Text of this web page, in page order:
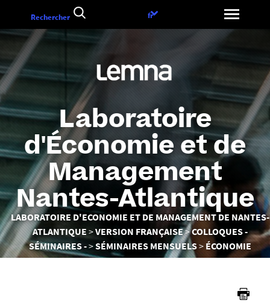
Laboratoire
d'Économie et de
Management
Nantes-Atlantique
Vous
êtes
ici :
LABORATOIRE D'ECONOMIE ET DE MANAGEMENT DE NANTES-
ATLANTIQUE
VERSION FRANÇAISE
COLLOQUES -
SÉMINAIRES -
SÉMINAIRES MENSUELS ÉCONOMIE
Rechercher
Choix
fr